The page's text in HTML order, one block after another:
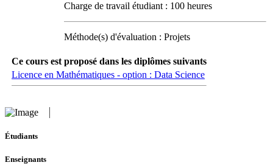
Charge de travail étudiant : 100 heures
Méthode(s) d'évaluation : Projets
Ce cours est proposé dans les diplômes suivants
Licence en Mathématiques - option : Data Science
Étudiants
Enseignants